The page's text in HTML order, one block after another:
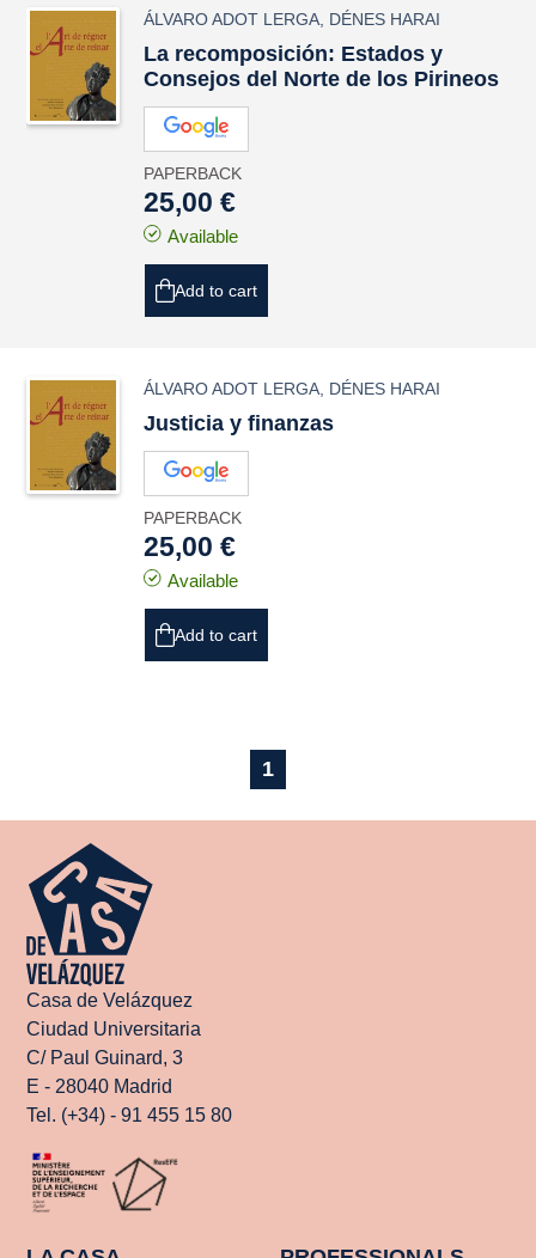
ÁLVARO ADOT LERGA DÉNES HARAI
La recomposición: Estados y
Consejos del Norte de los Pirineos
PAPERBACK
25,00 €
Available
Add to cart
ÁLVARO ADOT LERGA DÉNES HARAI
Justicia y finanzas
PAPERBACK
25,00 €
Available
Add to cart
1
Casa de Velázquez
Ciudad Universitaria
C/ Paul Guinard, 3
E - 28040 Madrid
Tel. (+34) - 91 455 15 80